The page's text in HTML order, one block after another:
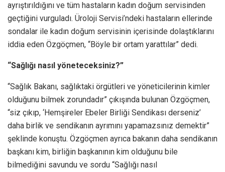
ayrıştırıldığını ve tüm hastaların kadın doğum servisinden
geçtiğini vurguladı. Üroloji Servisi’ndeki hastaların ellerinde
sondalar ile kadın doğum servisinin içerisinde dolaştıklarını
iddia eden Özgöçmen, “Böyle bir ortam yarattılar” dedi.
“Sağlığı nasıl yöneteceksiniz?”
“Sağlık Bakanı, sağlıktaki örgütleri ve yöneticilerinin kimler
olduğunu bilmek zorundadır” çıkışında bulunan Özgöçmen,
“siz çıkıp, ‘Hemşireler Ebeler Birliği Sendikası derseniz’
daha birlik ve sendikanın ayrımını yapamazsınız demektir”
şeklinde konuştu. Özgöçmen ayrıca bakanın daha sendikanın
başkanı kim, birliğin başkanının kim olduğunu bile
bilmediğini savundu ve sordu “Sağlığı nasıl